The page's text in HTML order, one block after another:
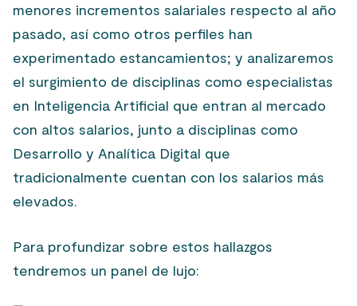
menores incrementos salariales respecto al año
pasado, así como otros perfiles han
experimentado estancamientos; y analizaremos
el surgimiento de disciplinas como especialistas
en Inteligencia Artificial que entran al mercado
con altos salarios, junto a disciplinas como
Desarrollo y Analítica Digital que
tradicionalmente cuentan con los salarios más
elevados.
Para profundizar sobre estos hallazgos
tendremos un panel de lujo: